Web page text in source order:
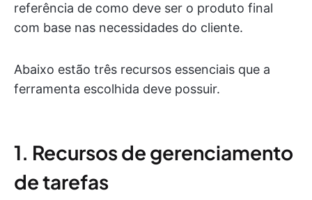
referência de como deve ser o produto final
com base nas necessidades do cliente.
Abaixo estão três recursos essenciais que a
ferramenta escolhida deve possuir.
1. Recursos de gerenciamento
de tarefas